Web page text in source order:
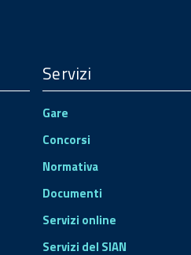
Servizi
Gare
Concorsi
Normativa
Documenti
Servizi online
Servizi del SIAN